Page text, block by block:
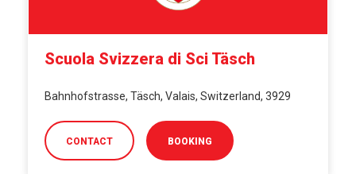
Scuola Svizzera di Sci Täsch
Bahnhofstrasse, Täsch, Valais, Switzerland, 3929
CONTACT BOOKING